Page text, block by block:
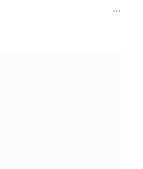
…